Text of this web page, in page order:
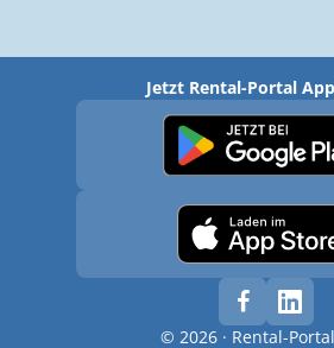
Jetzt Rental-Portal
© 2026 · Rental-